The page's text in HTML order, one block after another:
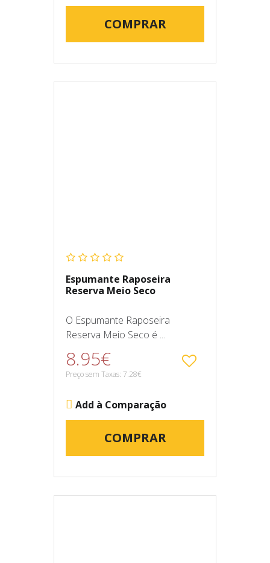
COMPRAR
Espumante Raposeira
Reserva Meio Seco
O Espumante Raposeira
Reserva Meio Seco é ...
8.95€
Preço sem Taxas: 7.28€
Add à Comparação
COMPRAR